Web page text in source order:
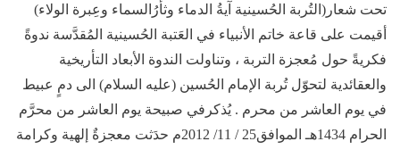
تحت شعار(التُربة الحُسينية آيةُ الدماء وثأرُالسماء وعِبرة الولاء)
أقيمت على قاعة خاتم الأنبياء في العَتبة الحُسينية المُقدَّسة ندوةً
فكريةً حول مُعجزة التربة ، وتناولت الندوة الأبعاد التأريخية
والعقائدية لتحوّل تُربة الإمام الحُسين (عليه السلام) الى دمٍ عبيط
في يوم العاشر من محرم . يُذكرفي صبيحة يوم العاشر من محرَّم
الحرام 1434هـ الموافق25 / 11/ 2012م حدَثت معجزةٌ إلهية وكرامة